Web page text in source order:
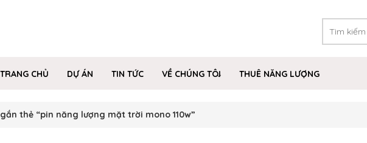
TRANG CHỦ DỰ ÁN TIN TỨC VỀ CHÚNG TÔI
THUÊ NĂNG LƯỢNG
thẻ “pin năng lượng mặt trời mono 110w”